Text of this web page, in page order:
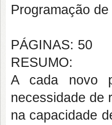
Programação
PÁGINAS: 50
RESUMO:
A cada novo
necessidade de
na capacidade